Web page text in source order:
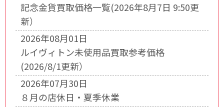
記念金貨買取価格一覧(2026年8月7日 9:50更
新）
2026年08月01日
ルイヴィトン未使用品買取参考価格
(2026/8/1更新）
2026年07月30日
８月の店休日・夏季休業